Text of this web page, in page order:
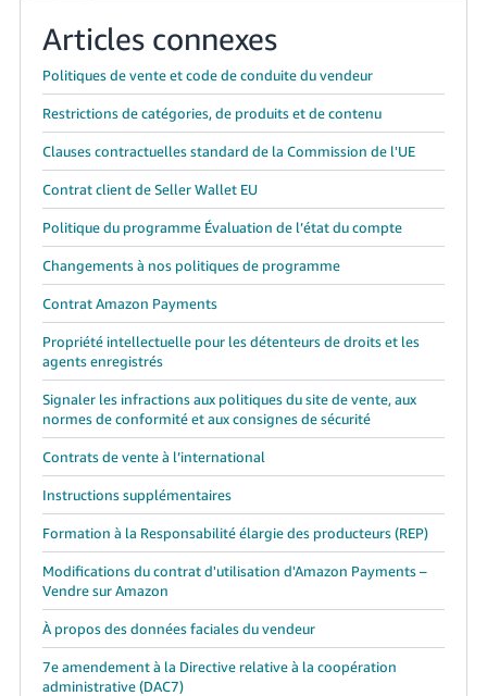
Articles connexes
Politiques de vente et code de conduite du vendeur
Restrictions de catégories, de produits et de contenu
Clauses contractuelles standard de la Commission de l'UE
Contrat client de Seller Wallet EU
Politique du programme Évaluation de l’état du compte
Changements à nos politiques de programme
Contrat Amazon Payments
Propriété intellectuelle pour les détenteurs de droits et les
agents enregistrés
Signaler les infractions aux politiques du site de vente, aux
normes de conformité et aux consignes de sécurité
Contrats de vente à l’international
Instructions supplémentaires
Formation à la Responsabilité élargie des producteurs (REP)
Modifications du contrat d'utilisation d'Amazon Payments –
Vendre sur Amazon
À propos des données faciales du vendeur
7e amendement à la Directive relative à la coopération
administrative (DAC7)